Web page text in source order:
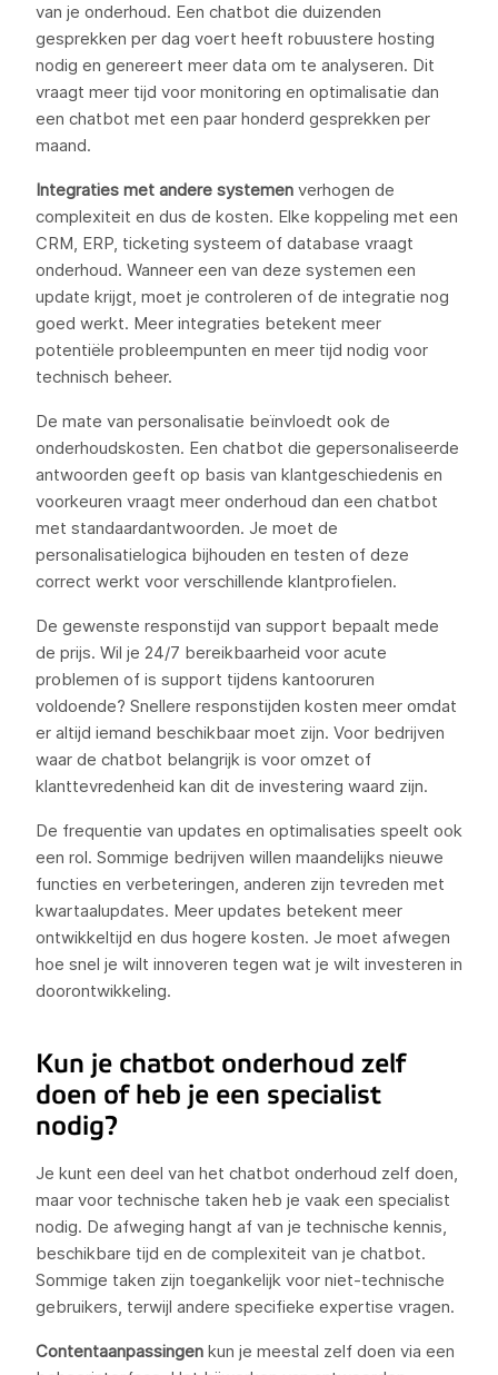
van je onderhoud. Een chatbot die duizenden
gesprekken per dag voert heeft robuustere hosting
nodig en genereert meer data om te analyseren. Dit
vraagt meer tijd voor monitoring en optimalisatie dan
een chatbot met een paar honderd gesprekken per
maand.
Integraties met andere systemen verhogen de
complexiteit en dus de kosten. Elke koppeling met een
CRM, ERP, ticketing systeem of database vraagt
onderhoud. Wanneer een van deze systemen een
update krijgt, moet je controleren of de integratie nog
goed werkt. Meer integraties betekent meer
potentiële probleempunten en meer tijd nodig voor
technisch beheer.
De mate van personalisatie beïnvloedt ook de
onderhoudskosten. Een chatbot die gepersonaliseerde
antwoorden geeft op basis van klantgeschiedenis en
voorkeuren vraagt meer onderhoud dan een chatbot
met standaardantwoorden. Je moet de
personalisatielogica bijhouden en testen of deze
correct werkt voor verschillende klantprofielen.
De gewenste responstijd van support bepaalt mede
de prijs. Wil je 24/7 bereikbaarheid voor acute
problemen of is support tijdens kantooruren
voldoende? Snellere responstijden kosten meer omdat
er altijd iemand beschikbaar moet zijn. Voor bedrijven
waar de chatbot belangrijk is voor omzet of
klanttevredenheid kan dit de investering waard zijn.
De frequentie van updates en optimalisaties speelt ook
een rol. Sommige bedrijven willen maandelijks nieuwe
functies en verbeteringen, anderen zijn tevreden met
kwartaalupdates. Meer updates betekent meer
ontwikkeltijd en dus hogere kosten. Je moet afwegen
hoe snel je wilt innoveren tegen wat je wilt investeren in
doorontwikkeling.
Kun je chatbot onderhoud zelf
doen of heb je een specialist
nodig?
Je kunt een deel van het chatbot onderhoud zelf doen,
maar voor technische taken heb je vaak een specialist
nodig. De afweging hangt af van je technische kennis,
beschikbare tijd en de complexiteit van je chatbot.
Sommige taken zijn toegankelijk voor niet-technische
gebruikers, terwijl andere specifieke expertise vragen.
Contentaanpassingen kun je meestal zelf doen via een